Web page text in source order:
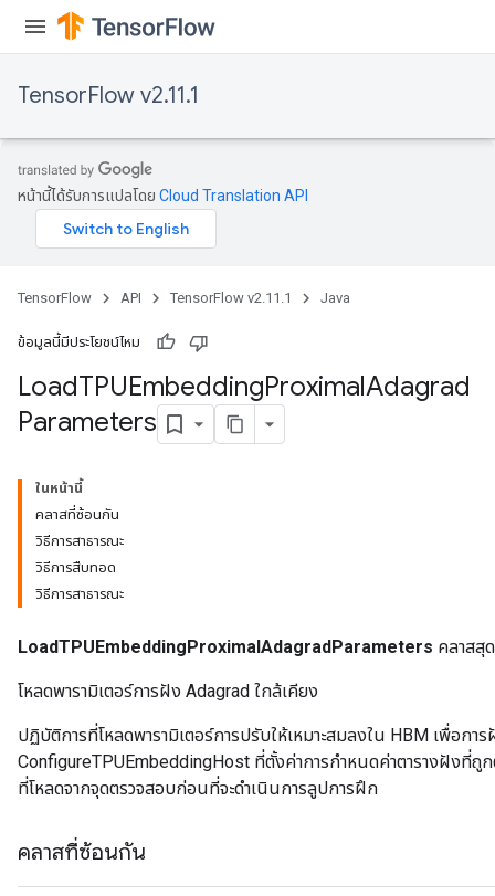
TensorFlow v2.11.1
หน้านี้ได้รับการแปลโดย Cloud Translation API
TensorFlow API TensorFlow v2.11.1 Java
ข้อมูลนี้มีประโยชน์ไหม
LoadTPUEmbeddingProximalAdagrad
Parameters
ในหน้านี้
คลาสที่ซ้อนกัน
วิธีการสาธารณะ
วิธีการสืบทอด
วิธีการสาธารณะ
LoadTPUEmbeddingProximalAdagradParameters คลาสสุ
โหลดพารามิเตอร์การฝัง Adagrad ใกล้เคียง
ปฏิบัติการที่โหลดพารามิเตอร์การปรับให้เหมาะสมลงใน HBM เพื่อกา
ConfigureTPUEmbeddingHost ที่ตั้งค่าการกำหนดค่าตารางฝังที่ถู
ที่โหลดจากจุดตรวจสอบก่อนที่จะดำเนินการลูปการฝึก
คลาสที่ซ้อนกัน